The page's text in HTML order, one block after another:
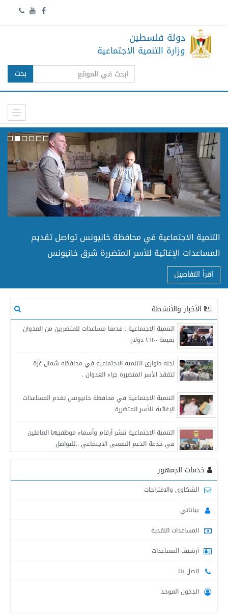
دولة فلسطين
وزارة التنمية الاجتماعية
بحث
التنمية الاجتماعية في محافظة خانيونس تواصل تقديم
المساعدات الإغاثية للأسر المتضررة شرق خانيونس
اقرأ التفاصيل
الأخبار والأنشطة
التنمية الاجتماعية : قدمنا مساعدات للمتضررين من العدوان
بقيمة ٢٦١٠٠ دولار.
لجنة طوارئ التنمية الاجتماعية في محافظة شمال غزة
تتفقد الأسر المتضررة جراء العدوان .
التنمية الاجتماعية في محافظة خانيونس تقدم المساعدات
الإغاثية للأسر المتضررة.
التنمية الاجتماعية تنشر أرقام وأسماء موظفيها العاملين
في خدمة الدعم النفسي الاجتماعي ..للتواصل
مديرية التنمية الاجتماعية غزة تتفقد أماكن الاستهداف
لحصر الأضرار وتقديم المساعدات.
انعقاد عاجل للجنة طوارئ وزارة التنمية الاجتماعية لوضع
إعلان هام | تعطيل الدوام في مراكز التدريب المهني ومركز
ذوي الإعاقة ودور الحضانة
الأسر الفقيرة في قطاع غزة .
خدمات الجمهور
الشكاوي والاقتراحات
بياناتي
المساعدات النقدية
أرشيف المساعدات
اتصل بنا
الدخول الموحد